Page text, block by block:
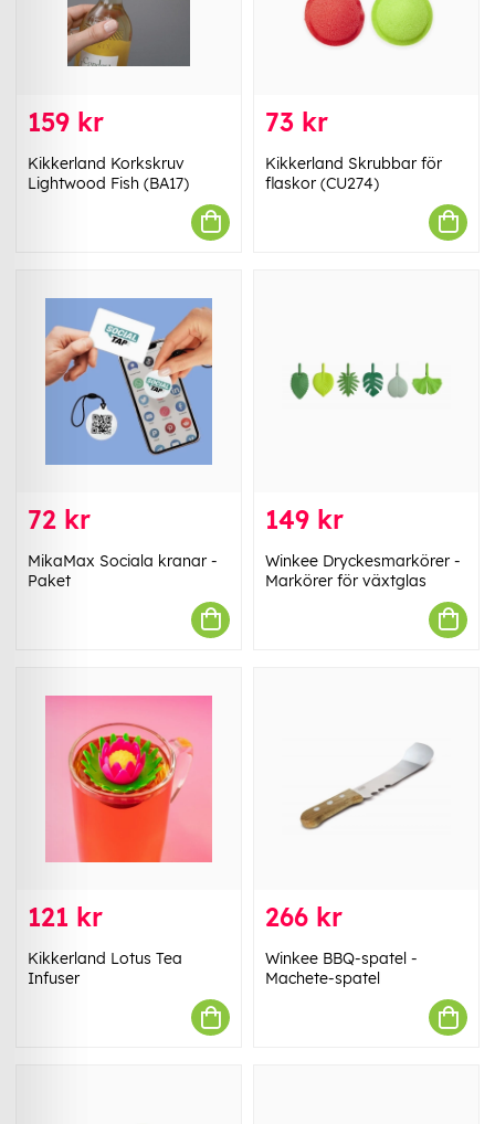
159 kr
Kikkerland Korkskruv
Lightwood Fish (BA17)
73 kr
Kikkerland Skrubbar för
flaskor (CU274)
72 kr
MikaMax Sociala kranar -
Paket
149 kr
Winkee Dryckesmarkörer -
Markörer för växtglas
121 kr
Kikkerland Lotus Tea
Infuser
266 kr
Winkee BBQ-spatel -
Machete-spatel